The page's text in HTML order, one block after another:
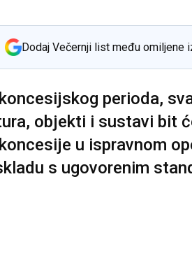
Dodaj Večernji list među omiljene
perioda,
objekti i sustavi bit
u ispravnom
s ugovorenim